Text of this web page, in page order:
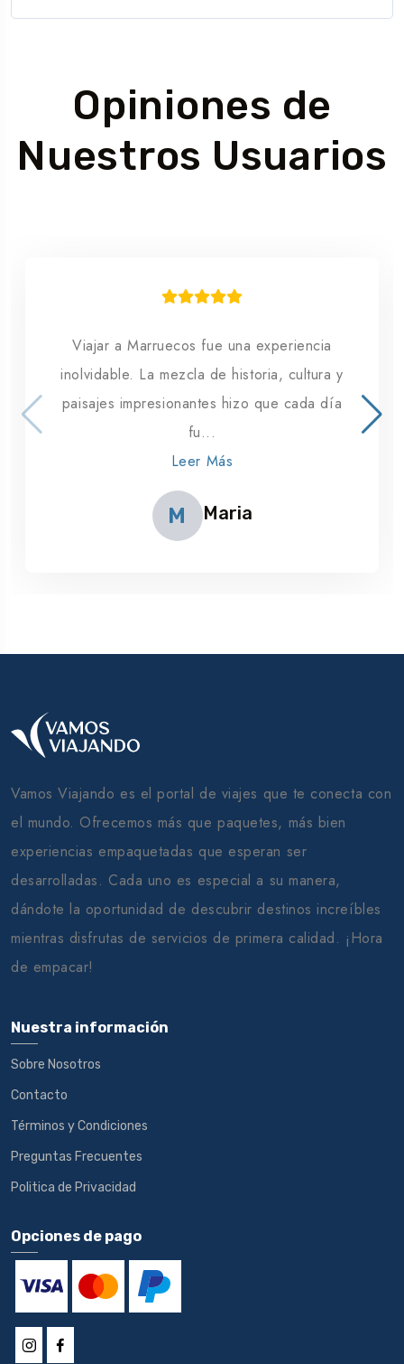
Opiniones de
Nuestros Usuarios
Viajar a Marruecos fue una experiencia
inolvidable. La mezcla de historia, cultura y
paisajes impresionantes hizo que cada día
fu...
Leer Más
M Maria
Vamos Viajando es el portal de viajes que te conecta con
el mundo. Ofrecemos más que paquetes, más bien
experiencias empaquetadas que esperan ser
desarrolladas. Cada uno es especial a su manera,
dándote la oportunidad de descubrir destinos increíbles
mientras disfrutas de servicios de primera calidad. ¡Hora
de empacar!
Nuestra información
Sobre Nosotros
Contacto
Términos y Condiciones
Preguntas Frecuentes
Politica de Privacidad
Opciones de pago